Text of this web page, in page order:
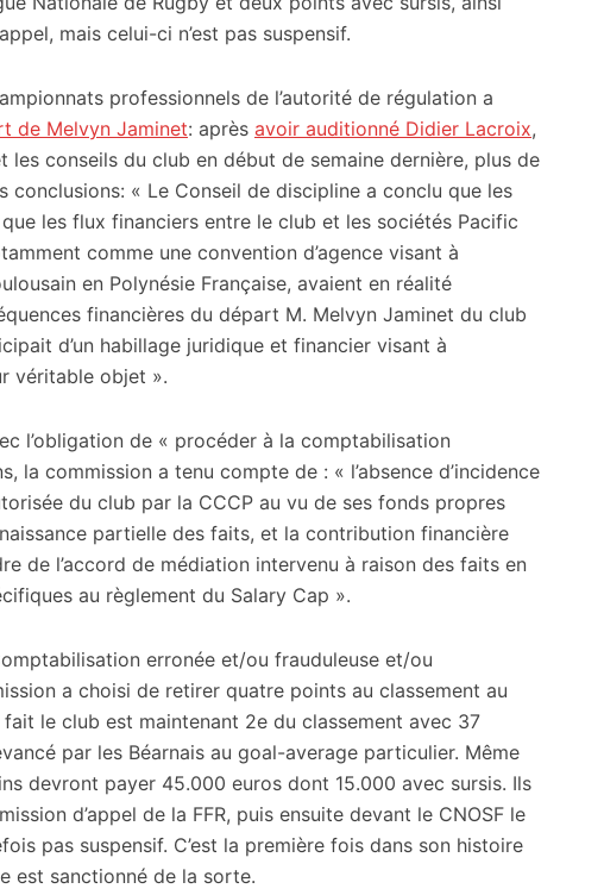
mais celui-ci n’est pas suspensif.
professionnels de l’autorité de régulation a
de Melvyn Jaminet: après avoir auditionné Didier Lacroix,
les conseils du club en début de semaine dernière, plus de
conclusions: « Le Conseil de discipline a conclu que les
les flux financiers entre le club et les sociétés Pacific
comme une convention d’agence visant à
en Polynésie Française, avaient en réalité
financières du départ M. Melvyn Jaminet du club
d’un habillage juridique et financier visant à
véritable objet ».
l’obligation de « procéder à la comptabilisation
la commission a tenu compte de : « l’absence d’incidence
du club par la CCCP au vu de ses fonds propres
partielle des faits, et la contribution financière
de l’accord de médiation intervenu à raison des faits en
au règlement du Salary Cap ».
erronée et/ou frauduleuse et/ou
a choisi de retirer quatre points au classement au
le club est maintenant 2e du classement avec 37
par les Béarnais au goal-average particulier. Même
devront payer 45.000 euros dont 15.000 avec sursis. Ils
d’appel de la FFR, puis ensuite devant le CNOSF le
pas suspensif. C’est la première fois dans son histoire
est sanctionné de la sorte.